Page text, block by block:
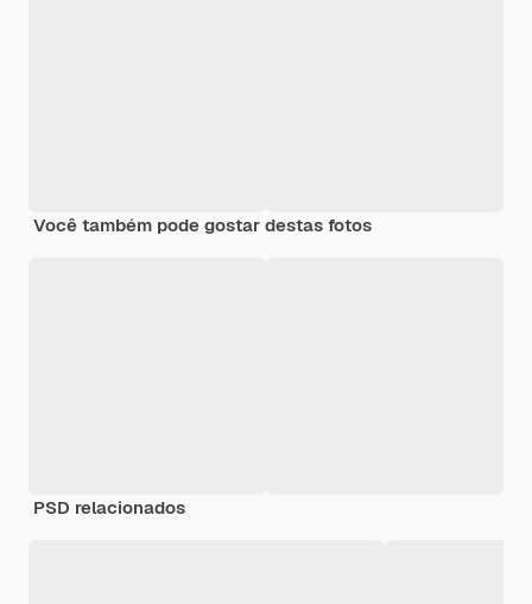
Você também pode gostar destas fotos
PSD relacionados